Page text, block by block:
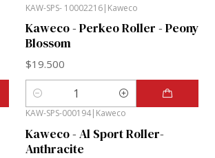
KAW-SPS- 10002216| Kaweco
Kaweco - Perkeo Roller - Peony
Blossom
$19.500
Cantidad
KAW-SPS-000194| Kaweco
Kaweco - Al Sport Roller-
Anthracite